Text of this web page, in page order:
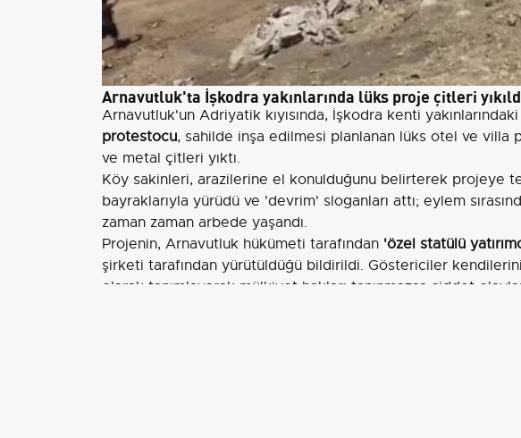
Arnavutluk'ta İşkodra yakınlarında lüks proje çitleri
Arnavutluk'un Adriyatik kıyısında, İşkodra kenti
protestocu, sahilde inşa edilmesi planlanan lüks otel ve villa
ve metal çitleri yıktı.
Köy sakinleri, arazilerine el konulduğunu belirterek projeye
bayraklarıyla yürüdü ve 'devrim' sloganları attı; eylem
zaman zaman arbede yaşandı.
Projenin, Arnavutluk hükümeti tarafından 'özel statülü
şirketi tarafından yürütüldüğü bildirildi. Göstericiler kendilerini
olarak tanımlayarak mülkiyet hakları tanınmazsa şiddet